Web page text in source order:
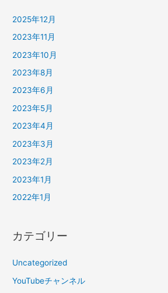
2025年12月
2023年11月
2023年10月
2023年8月
2023年6月
2023年5月
2023年4月
2023年3月
2023年2月
2023年1月
2022年1月
カテゴリー
Uncategorized
YouTubeチャンネル